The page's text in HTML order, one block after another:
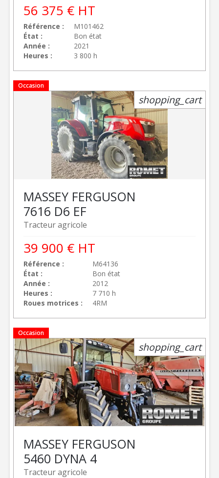
Référence
M101462
État
Bon état
Année
2021
Heures
3 800 h
56 375 € HT
Occasion
Tracteur agricole
MASSEY FERGUSON
7616 D6 EF
Référence
M64136
État
Bon état
Année
2012
Heures
7 710 h
Roues motrices
4RM
39 900 € HT
shopping_cart
Occasion
Tracteur agricole
MASSEY FERGUSON
5460 DYNA 4
shopping_cart